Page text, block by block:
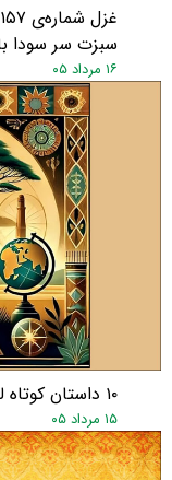
سبزت سر سودا
۱۶ مرداد ۰۵
۱۰ داستان کوتاه لقمان
۱۵ مرداد ۰۵